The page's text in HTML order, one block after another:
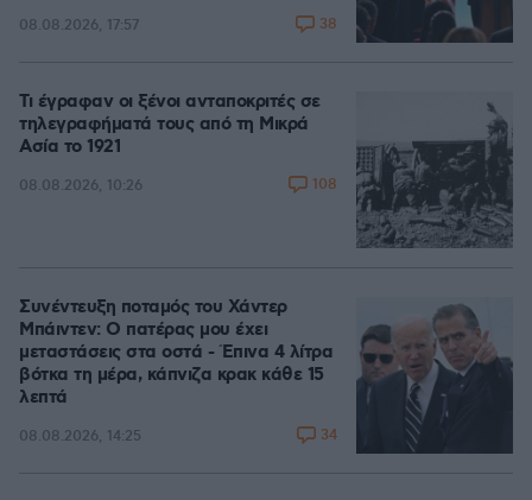
08.08.2026, 17:57 38
Τι έγραφαν οι ξένοι ανταποκριτές σε
τηλεγραφήματά τους από τη Μικρά
Ασία το 1921
08.08.2026, 10:26 108
Συνέντευξη ποταμός του Χάντερ
Μπάιντεν: Ο πατέρας μου έχει
μεταστάσεις στα οστά - Έπινα 4 λίτρα
βότκα τη μέρα, κάπνιζα κρακ κάθε 15
λεπτά
08.08.2026, 14:25 34